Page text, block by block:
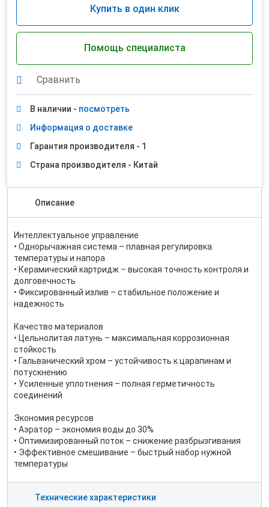
Купить в один клик
Помощь специалиста
Сравнить
В наличии - посмотреть
Информация о доставке
Гарантия производителя - 1
Страна производителя - Китай
Описание
Интеллектуальное управление
• Однорычажная система – плавная регулировка
температуры и напора
• Керамический картридж – высокая точность контроля и
долговечность
• Фиксированный излив – стабильное положение и
надежность
Качество материалов
• Цельнолитая латунь – максимальная коррозионная
стойкость
• Гальванический хром – устойчивость к царапинам и
потускнению
• Усиленные уплотнения – полная герметичность
соединений
Экономия ресурсов
• Аэратор – экономия воды до 30%
• Оптимизированный поток – снижение разбрызгивания
• Эффективное смешивание – быстрый набор нужной
температуры
Технические характеристики